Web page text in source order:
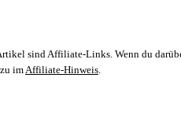
sind Affiliate-Links. Wenn du
im Affiliate-Hinweis